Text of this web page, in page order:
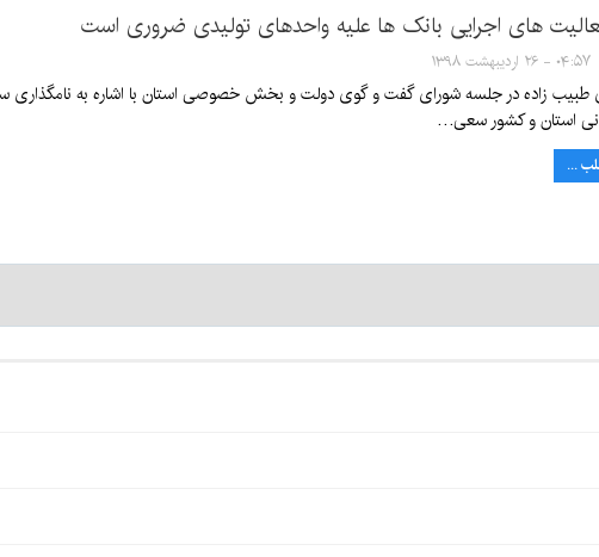
های اجرایی بانک ها علیه واحدهای تولیدی ضروری است
۰۴:۵۷ - ۲۶ اردیبهشت ۱۳۹۸
استان و کشور سعی…
...